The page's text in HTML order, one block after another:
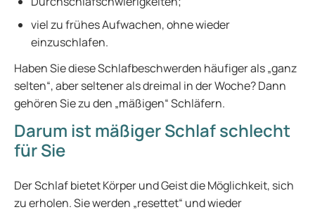
viel zu frühes Aufwachen, ohne wieder
einzuschlafen.
Haben Sie diese Schlafbeschwerden häufiger als „ganz
selten“, aber seltener als dreimal in der Woche? Dann
gehören Sie zu den „mäßigen“ Schläfern.
Darum ist mäßiger Schlaf schlecht
für Sie
Der Schlaf bietet Körper und Geist die Möglichkeit, sich
zu erholen. Sie werden „resettet“ und wieder